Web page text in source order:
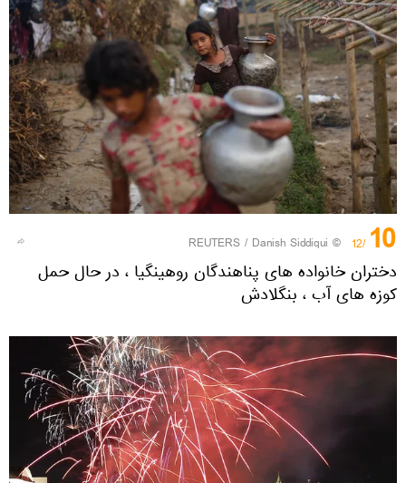
10
/12
©
REUTERS / Danish Siddiqui
دختران خانواده های پناهندگان روهینگیا ، در حال حمل
کوزه های آب ، بنگلادش